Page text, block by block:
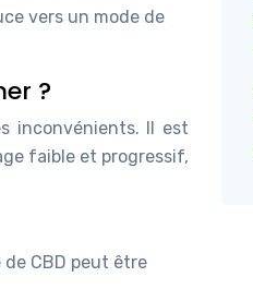
vers un mode de
?
inconvénients. Il est
faible et progressif,
CBD peut être